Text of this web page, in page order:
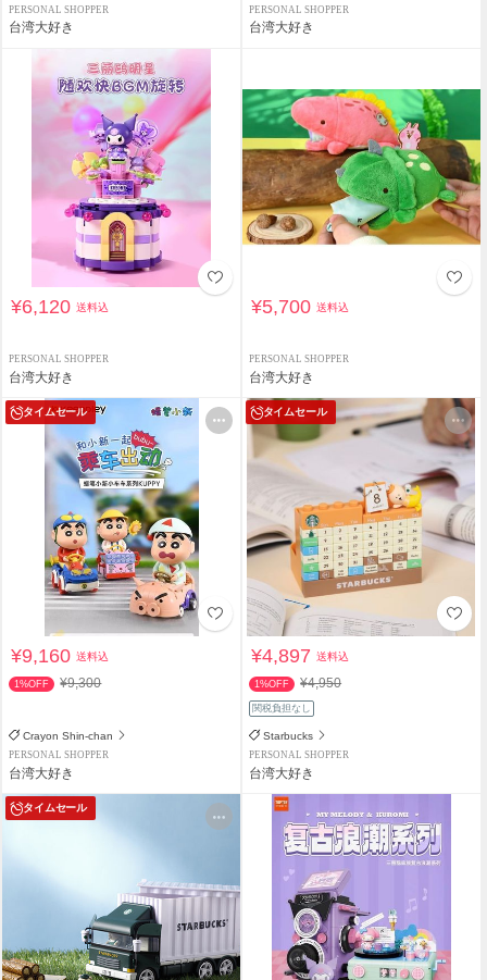
PERSONAL SHOPPER
台湾大好き
PERSONAL SHOPPER
台湾大好き
¥6,120送料込
PERSONAL SHOPPER
台湾大好き
¥5,700送料込
PERSONAL SHOPPER
台湾大好き
タイムセール
¥9,160送料込
1%OFF ¥9,300
Crayon Shin-chan
PERSONAL SHOPPER
台湾大好き
タイムセール
¥4,897送料込
1%OFF ¥4,950
関税負担なし
Starbucks
PERSONAL SHOPPER
台湾大好き
タイムセール